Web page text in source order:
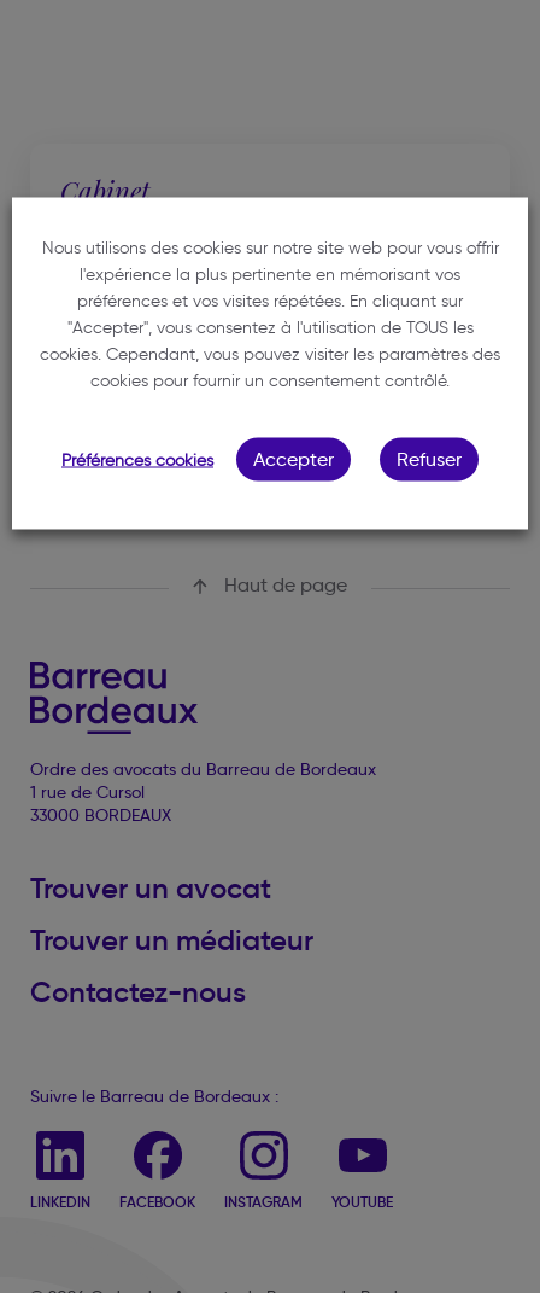
Cabinet
RAFFAILLAC
05 56 03 52 29
raffaillac.avocat@gmail.com
96 avenue de la Libération
Haut de page
Ordre des avocats du Barreau de Bordeaux
1 rue de Cursol
33000 BORDEAUX
Trouver un avocat
Trouver un médiateur
Contactez-nous
Suivre le Barreau de Bordeaux :
LINKEDIN FACEBOOK INSTAGRAM YOUTUBE
Nous utilisons des cookies sur notre site web pour vous offrir
l'expérience la plus pertinente en mémorisant vos
préférences et vos visites répétées. En cliquant sur
"Accepter", vous consentez à l'utilisation de TOUS les
cookies. Cependant, vous pouvez visiter les paramètres des
cookies pour fournir un consentement contrôlé.
Préférences cookies Accepter Refuser